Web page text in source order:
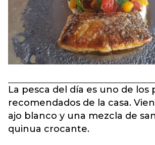
La pesca del día es uno de los
recomendados de la casa.
ajo blanco y una mezcla de
quinua crocante.